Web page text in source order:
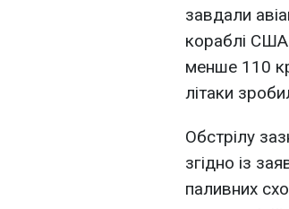
завдали
кораблі США
менше 110
літаки
Обстрілу
згідно із
паливних